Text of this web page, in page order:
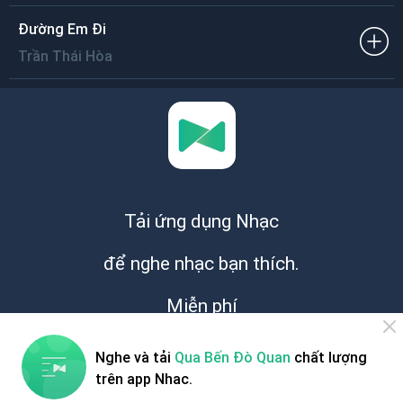
Ðường Em Ði
Trần Thái Hòa
Tải ứng dụng Nhạc
để nghe nhạc bạn thích.
Miễn phí
Nghe và tải Qua Bến Đò Quan chất lượng
trên app Nhac.